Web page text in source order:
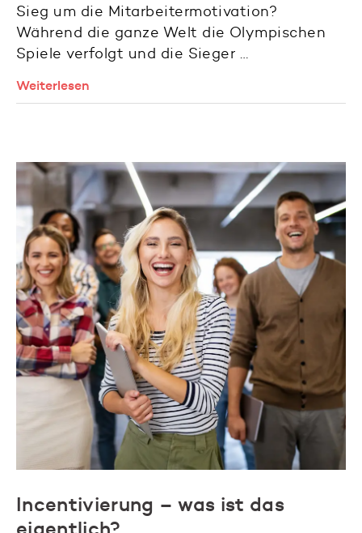
Sieg um die Mitarbeitermotivation?
Während die ganze Welt die Olympischen
Spiele verfolgt und die Sieger …
Weiterlesen
Incentivierung – was ist das